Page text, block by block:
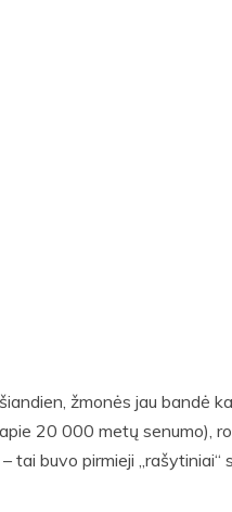
žmonės jau bandė
20 000 metų senumo),
tai buvo pirmieji „rašytiniai“